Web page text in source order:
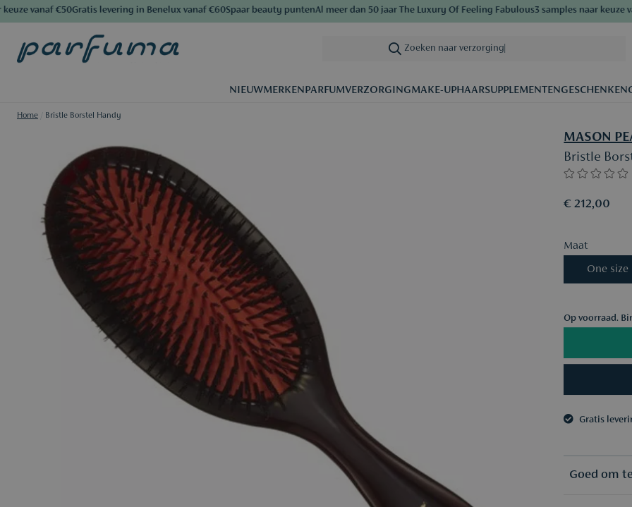
vanaf €50Gratis levering in Benelux vanaf €60Spaar beauty puntenAl meer dan 50 jaar The Luxury Of Feeling Fabulous3 samples naar keuze
Zoeken naar verzorging|
NIEUWMERKEN PARFUMVERZORGINGMAKE-UPHAARSUPPLEMENTENGESCHENKEN
Home Bristle Borstel Handy
MASON
Bristle
€ 212,00
Maat
One size
Op voorraad.
Gratis
Goed om